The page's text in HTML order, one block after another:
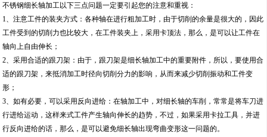
不锈钢细长轴加工以下三点问题一定要引起您的注意和重视：
1、注意工件的装夹方式：各种轴在进行粗加工时，由于切削的余量是很大的，因此
工件受到的切削力也比较大，在工件装夹上，采用卡顶法，那么，是可以让工件在
轴向上自由伸长；
2、采用合适的跟刀架：由于，跟刀架是细长轴加工中的重要附件，所以，要使用合
适的跟刀架，来抵消加工时径向切削分力的影响，从而来减少切削振动和工件变
形；
3、如有必要，可以采用反向进给：在轴加工中，对细长轴的车削，常常是将车刀进
行进给运动，这样来式工件产生轴向伸长的趋势，不过，如果采用卡拉工具，并进
行反向进给的话，那么，是可以避免细长轴出现弯曲变形这一问题的。